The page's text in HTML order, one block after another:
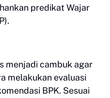
predikat Wajar
menjadi cambuk agar
melakukan evaluasi
BPK. Sesuai